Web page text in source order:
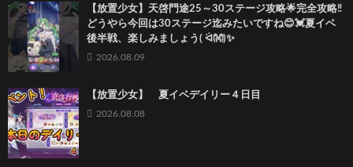
【放置少女】天啓門途25～30ステージ攻略‎🌟完全攻略‼️
どうやら今回は30ステージ迄みたいですね😊💓夏イベ
後半戦、楽しみましょう( ᐛ👐)✨
2026.08.09
【放置少女】 夏イベデイリー４日目
2026.08.08